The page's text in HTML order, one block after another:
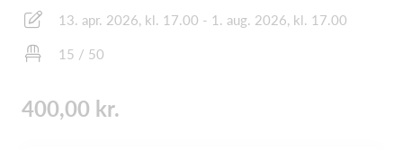
13. apr. 2026, kl. 17.00 - 1. aug. 2026, kl. 17.00
15 / 50
400,00 kr.